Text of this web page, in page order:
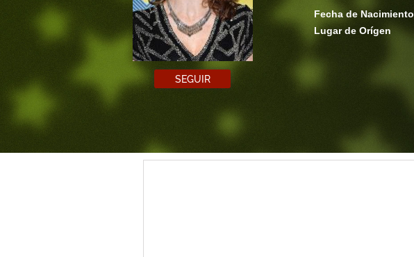
SEGUIR
Fecha de Nacimiento
Lugar de Orígen